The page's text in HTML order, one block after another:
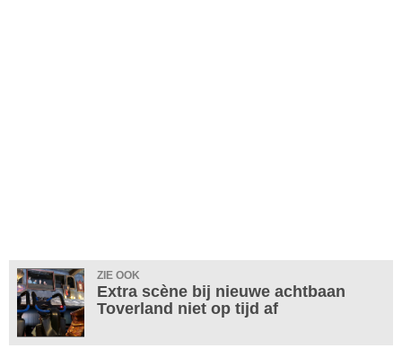
ZIE OOK
Extra scène bij nieuwe achtbaan
Toverland niet op tijd af